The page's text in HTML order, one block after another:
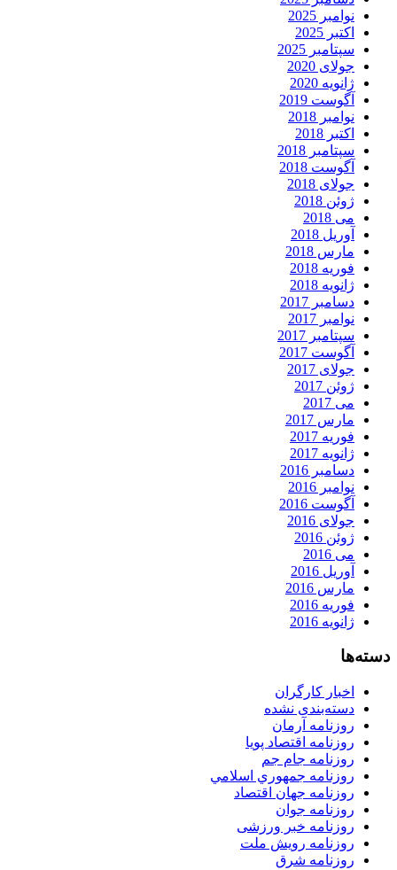
نوامبر 2025
اکتبر 2025
سپتامبر 2025
جولای 2020
ژانویه 2020
آگوست 2019
نوامبر 2018
اکتبر 2018
سپتامبر 2018
آگوست 2018
جولای 2018
ژوئن 2018
می 2018
آوریل 2018
مارس 2018
فوریه 2018
ژانویه 2018
دسامبر 2017
نوامبر 2017
سپتامبر 2017
آگوست 2017
جولای 2017
ژوئن 2017
می 2017
مارس 2017
فوریه 2017
ژانویه 2017
دسامبر 2016
نوامبر 2016
آگوست 2016
جولای 2016
ژوئن 2016
می 2016
آوریل 2016
مارس 2016
فوریه 2016
ژانویه 2016
دسته‌ها
اخبار کارگران
دسته‌بندی نشده
روزنامه آرمان
روزنامه اقتصاد پویا
روزنامه جام جم
روزنامه جمهوري اسلامي
روزنامه جهان اقتصاد
روزنامه جوان
روزنامه خبر ورزشى
روزنامه رویش ملت
روزنامه شرق